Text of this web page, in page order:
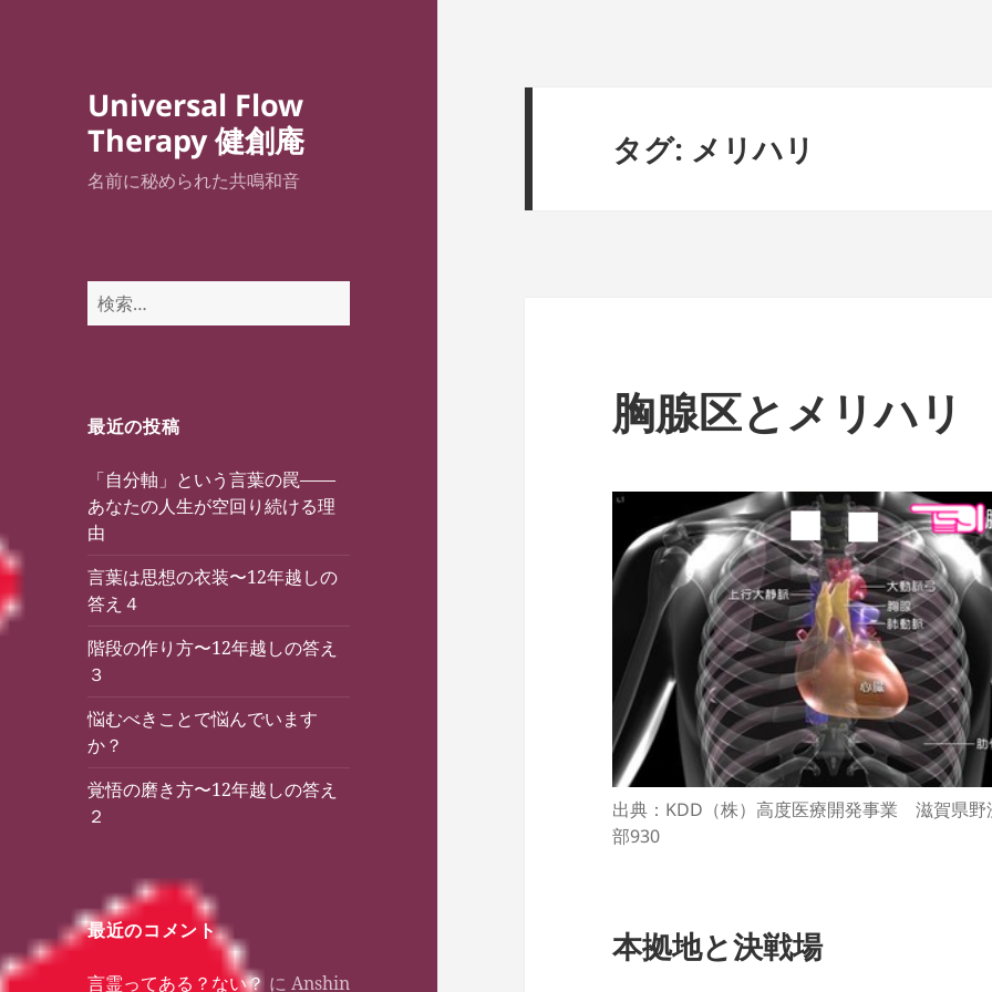
Universal Flow
Therapy 健創庵
名前に秘められた共鳴和音
検
索:
最近の投稿
「自分軸」という言葉の罠——
あなたの人生が空回り続ける理
由
言葉は思想の衣装〜12年越しの
答え４
階段の作り方〜12年越しの答え
３
悩むべきことで悩んでいます
か？
覚悟の磨き方〜12年越しの答え
２
最近のコメント
言霊ってある？ない？ にAnshin
タグ: メリハリ
胸腺区とメリハリ
出典：KDD（株）高度医療開発事業 滋賀県野
部930
本拠地と決戦場